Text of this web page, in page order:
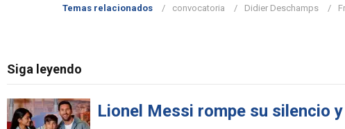
Temas relacionados convocatoria Didier Deschamps
Siga leyendo
Lionel Messi rompe su silencio